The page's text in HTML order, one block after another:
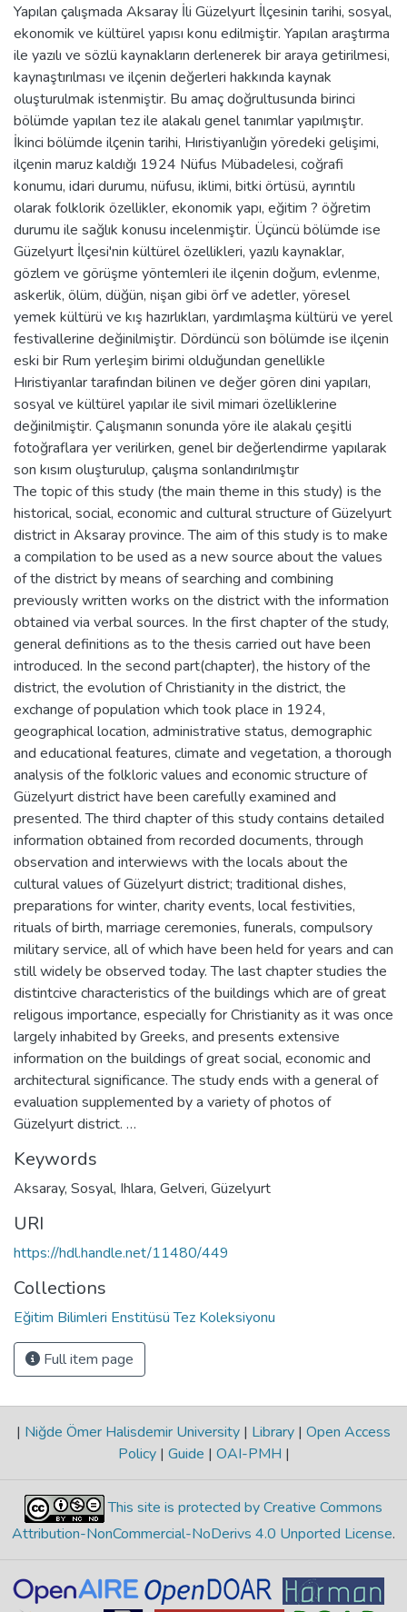
Yapılan çalışmada Aksaray İli Güzelyurt İlçesinin tarihi, sosyal,
ekonomik ve kültürel yapısı konu edilmiştir. Yapılan araştırma
ile yazılı ve sözlü kaynakların derlenerek bir araya getirilmesi,
kaynaştırılması ve ilçenin değerleri hakkında kaynak
oluşturulmak istenmiştir. Bu amaç doğrultusunda birinci
bölümde yapılan tez ile alakalı genel tanımlar yapılmıştır.
İkinci bölümde ilçenin tarihi, Hıristiyanlığın yöredeki gelişimi,
ilçenin maruz kaldığı 1924 Nüfus Mübadelesi, coğrafi
konumu, idari durumu, nüfusu, iklimi, bitki örtüsü, ayrıntılı
olarak folklorik özellikler, ekonomik yapı, eğitim ? öğretim
durumu ile sağlık konusu incelenmiştir. Üçüncü bölümde ise
Güzelyurt İlçesi'nin kültürel özellikleri, yazılı kaynaklar,
gözlem ve görüşme yöntemleri ile ilçenin doğum, evlenme,
askerlik, ölüm, düğün, nişan gibi örf ve adetler, yöresel
yemek kültürü ve kış hazırlıkları, yardımlaşma kültürü ve yerel
festivallerine değinilmiştir. Dördüncü son bölümde ise ilçenin
eski bir Rum yerleşim birimi olduğundan genellikle
Hıristiyanlar tarafından bilinen ve değer gören dini yapıları,
sosyal ve kültürel yapılar ile sivil mimari özelliklerine
değinilmiştir. Çalışmanın sonunda yöre ile alakalı çeşitli
fotoğraflara yer verilirken, genel bir değerlendirme yapılarak
son kısım oluşturulup, çalışma sonlandırılmıştır
The topic of this study (the main theme in this study) is the
historical, social, economic and cultural structure of Güzelyurt
district in Aksaray province. The aim of this study is to make
a compilation to be used as a new source about the values
of the district by means of searching and combining
previously written works on the district with the information
obtained via verbal sources. In the first chapter of the study,
general definitions as to the thesis carried out have been
introduced. In the second part(chapter), the history of the
district, the evolution of Christianity in the district, the
exchange of population which took place in 1924,
geographical location, administrative status, demographic
and educational features, climate and vegetation, a thorough
analysis of the folkloric values and economic structure of
Güzelyurt district have been carefully examined and
presented. The third chapter of this study contains detailed
information obtained from recorded documents, through
observation and interwiews with the locals about the
cultural values of Güzelyurt district; traditional dishes,
preparations for winter, charity events, local festivities,
rituals of birth, marriage ceremonies, funerals, compulsory
military service, all of which have been held for years and can
still widely be observed today. The last chapter studies the
distintcive characteristics of the buildings which are of great
religous importance, especially for Christianity as it was once
largely inhabited by Greeks, and presents extensive
information on the buildings of great social, economic and
architectural significance. The study ends with a general of
evaluation supplemented by a variety of photos of
Güzelyurt district. …
Keywords
Aksaray, Sosyal, Ihlara, Gelveri, Güzelyurt
URI
https://hdl.handle.net/11480/449
Collections
Eğitim Bilimleri Enstitüsü Tez Koleksiyonu
Full item page
| Niğde Ömer Halisdemir University | Library | Open Access
Policy | Guide | OAI-PMH |
This site is protected by Creative Commons
Attribution-NonCommercial-NoDerivs 4.0 Unported License.